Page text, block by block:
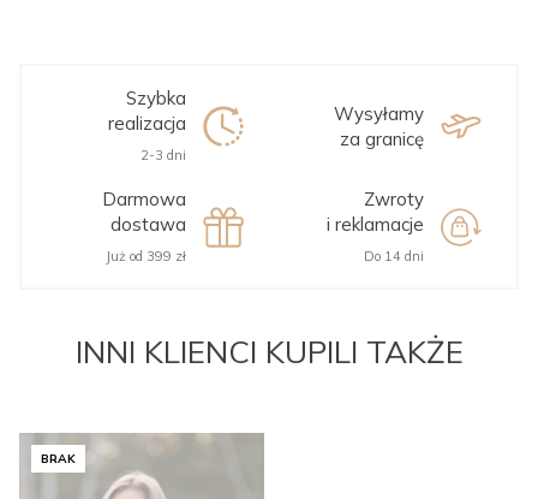
Szybka
realizacja
2-3 dni
Wysyłamy
za granicę
Darmowa
dostawa
Już od 399 zł
Zwroty
i reklamacje
Do 14 dni
INNI KLIENCI KUPILI TAKŻE
BRAK